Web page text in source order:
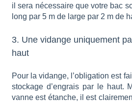
il sera nécessaire que votre bac
long par 5 m de large par 2 m de
3. Une vidange uniquement
haut
Pour la vidange, l’obligation est
stockage d’engrais par le haut.
vanne est étanche, il est